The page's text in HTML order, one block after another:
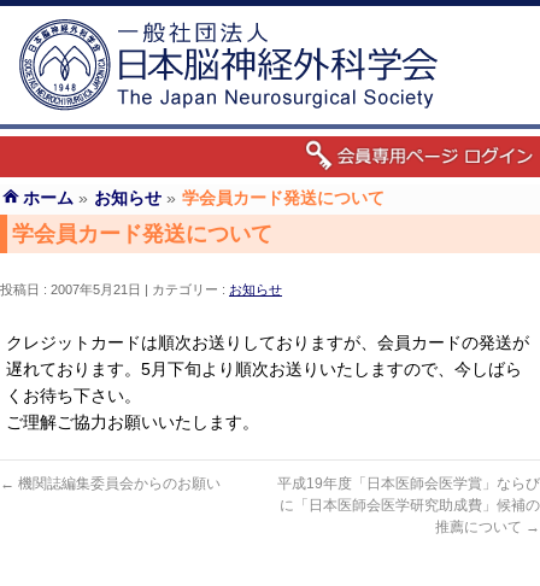
ホーム » お知らせ » 学会員カード発送について
学会員カード発送について
投稿日 : 2007年5月21日 カテゴリー : お知らせ
クレジットカードは順次お送りしておりますが、会員カードの発送が
遅れております。5月下旬より順次お送りいたしますので、今しばら
くお待ち下さい。
ご理解ご協力お願いいたします。
← 機関誌編集委員会からのお願い
平成19年度「日本医師会医学賞」ならび
に「日本医師会医学研究助成費」候補の
推薦について →